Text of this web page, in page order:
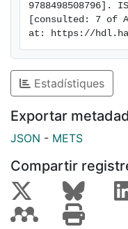
9788498508796].
[consulted: 7 of
at: https://
Estadístiques
Exportar
JSON - METS
Compartir